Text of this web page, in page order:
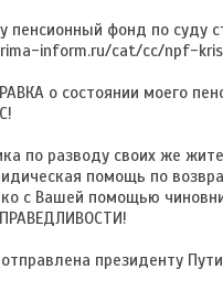
пенсионный фонд по суду
inform.ru/cat/cc/npf-
о состоянии моего
по разводу своих же
помощь по
с Вашей помощью
президенту